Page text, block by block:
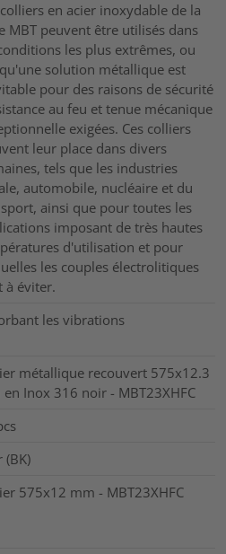
en acier inoxydable de la
MBT peuvent être utilisés dans
les plus extrêmes, ou
solution métallique est
pour des raisons de sécurité
au feu et tenue mécanique
exigées. Ces colliers
leur place dans divers
tels que les industries
automobile, nucléaire et du
ainsi que pour toutes les
imposant de très hautes
d'utilisation et pour
les couples électrolitiques
à éviter.
les vibrations
métallique recouvert 575x12.3
Inox 316 noir - MBT23XHFC
(BK)
575x12 mm - MBT23XHFC